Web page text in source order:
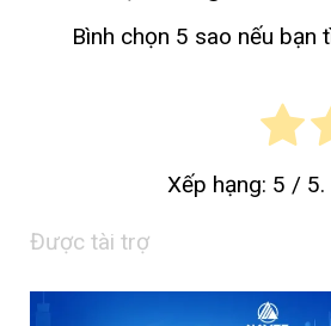
Bình chọn 5 sao nếu bạn
Xếp hạng: 5 / 5.
Được tài trợ